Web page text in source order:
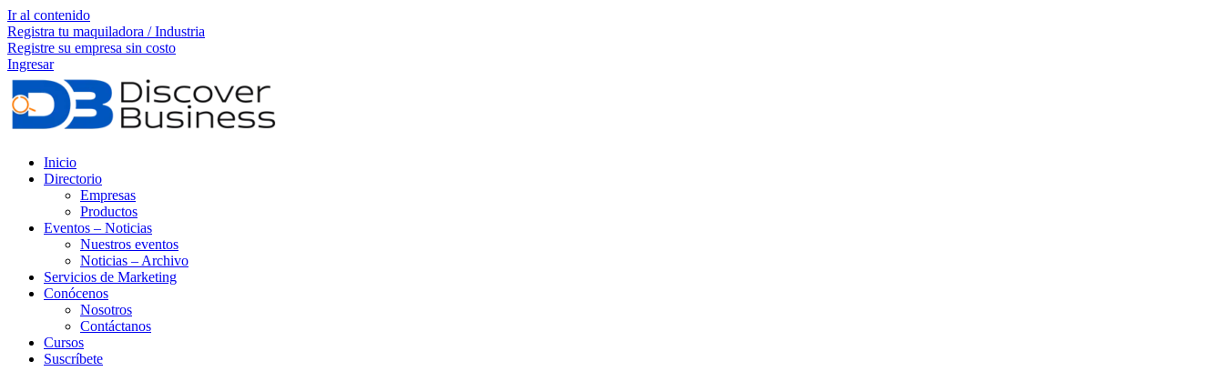
Ir al contenido
Registra tu maquiladora / Industria
Registre su empresa sin costo
Ingresar
Inicio
Directorio
Empresas
Productos
Eventos – Noticias
Nuestros eventos
Noticias – Archivo
Servicios de Marketing
Conócenos
Nosotros
Contáctanos
Cursos
Suscríbete